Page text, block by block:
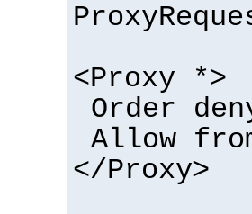
<Proxy *>
Order
Allow
</Proxy>